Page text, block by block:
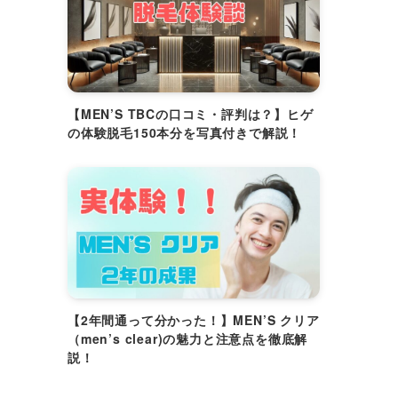
【MEN’S TBCの口コミ・評判は？】ヒゲ
の体験脱毛150本分を写真付きで解説！
【2年間通って分かった！】MEN’S クリア
（men’s clear)の魅力と注意点を徹底解
説！